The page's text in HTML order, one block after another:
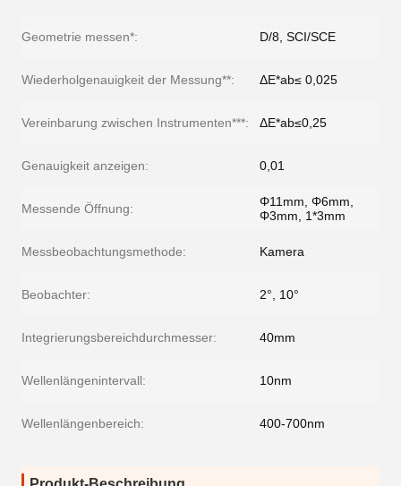
Geometrie messen*: D/8, SCI/SCE
Wiederholgenauigkeit der Messung**: ΔE*ab≤ 0,025
Vereinbarung zwischen Instrumenten***: ΔE*ab≤0,25
Genauigkeit anzeigen: 0,01
Messende Öffnung:
Φ11mm, Φ6mm,
Φ3mm, 1*3mm
Messbeobachtungsmethode: Kamera
Beobachter: 2°, 10°
Integrierungsbereichdurchmesser: 40mm
Wellenlängenintervall: 10nm
Wellenlängenbereich: 400-700nm